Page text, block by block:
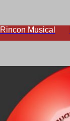
Rincon Musical